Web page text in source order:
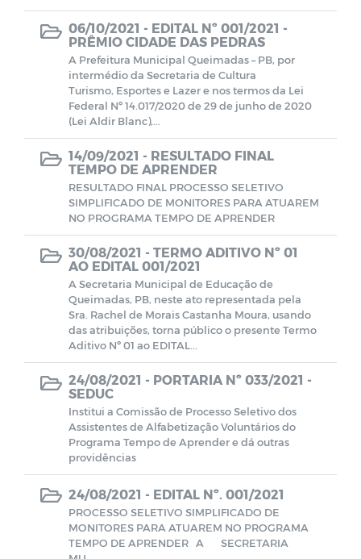
Pareceres do TCE-PB
SELEÇÃO DE GESTORES ESCOLARES E
GESTORES ESCOLARES ADJUNTOS
LEILÃO
Estoque Farmácia Básica - Lei
14.654/2023
Coronavírus (COVID-19)
Editais
Manuais
Perfil Socioeconômico
Gerenciamento de Frotas e Máquinas
Iluminação
06/10/2021 - EDITAL Nº 001/2021 -
PRÊMIO CIDADE DAS PEDRAS
A Prefeitura Municipal Queimadas – PB, por
intermédio da Secretaria de Cultura
Turismo, Esportes e Lazer e nos termos da Lei
Federal Nº 14.017/2020 de 29 de junho de 2020
(Lei Aldir Blanc),...
14/09/2021 - RESULTADO FINAL
TEMPO DE APRENDER
RESULTADO FINAL PROCESSO SELETIVO
SIMPLIFICADO DE MONITORES PARA ATUAREM
NO PROGRAMA TEMPO DE APRENDER
30/08/2021 - TERMO ADITIVO Nº 01
AO EDITAL 001/2021
A Secretaria Municipal de Educação de
Queimadas, PB, neste ato representada pela
Sra. Rachel de Morais Castanha Moura, usando
das atribuições, torna público o presente Termo
Aditivo Nº 01 ao EDITAL...
24/08/2021 - PORTARIA Nº 033/2021 -
SEDUC
Institui a Comissão de Processo Seletivo dos
Assistentes de Alfabetização Voluntários do
Programa Tempo de Aprender e dá outras
providências
24/08/2021 - EDITAL Nº. 001/2021
PROCESSO SELETIVO SIMPLIFICADO DE
MONITORES PARA ATUAREM NO PROGRAMA
TEMPO DE APRENDER A SECRETARIA